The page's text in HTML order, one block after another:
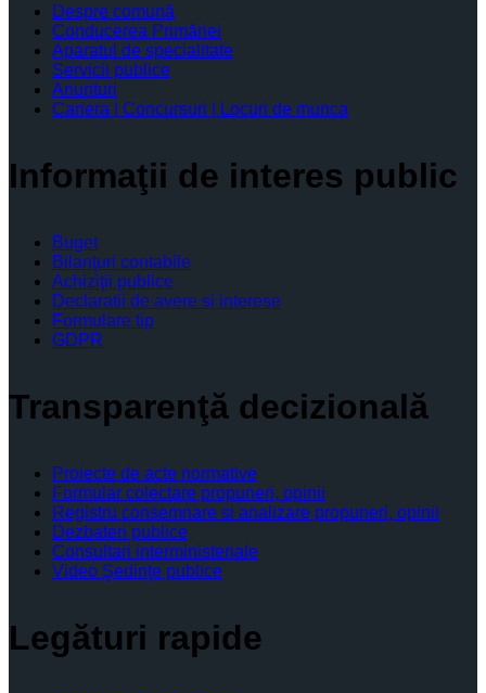
Despre comună
Conducerea Primăriei
Aparatul de specialitate
Servicii publice
Anunturi
Cariera | Concursuri | Locuri de munca
Informaţii de interes public
Buget
Bilanţuri contabile
Achiziţii publice
Declaratii de avere si interese
Formulare tip
GDPR
Transparenţă decizională
Proiecte de acte normative
Formular colectare propuneri, opinii
Registru consemnare si analizare propuneri, opinii
Dezbateri publice
Consultari interministeriale
Video Şedinţe publice
Legături rapide